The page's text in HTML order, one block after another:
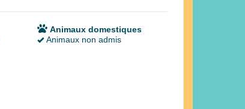
Animaux domestiques
Animaux non admis